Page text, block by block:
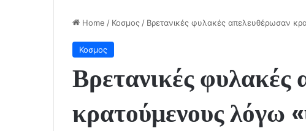
Home / Κοσμος / Βρετανικές φυλακές απελευθέρωσαν
Κοσμος
Βρετανικές φυλακές
κρατούμενους λόγω